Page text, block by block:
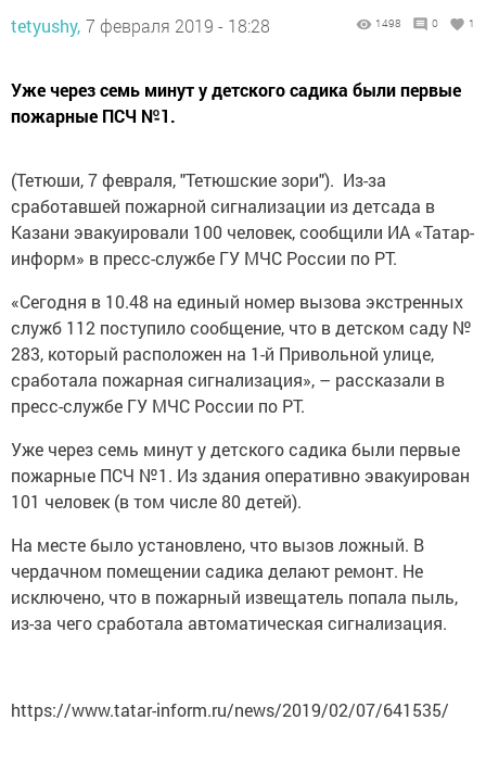
tetyushy, 7 февраля 2019 - 18:28 1498 0 1
Уже через семь минут у детского садика были первые
пожарные ПСЧ №1.
(Тетюши, 7 февраля, "Тетюшские зори"). Из-за
сработавшей пожарной сигнализации из детсада в
Казани эвакуировали 100 человек, сообщили ИА «Татар-
информ» в пресс-службе ГУ МЧС России по РТ.
«Сегодня в 10.48 на единый номер вызова экстренных
служб 112 поступило сообщение, что в детском саду №
283, который расположен на 1-й Привольной улице,
сработала пожарная сигнализация», – рассказали в
пресс-службе ГУ МЧС России по РТ.
Уже через семь минут у детского садика были первые
пожарные ПСЧ №1. Из здания оперативно эвакуирован
101 человек (в том числе 80 детей).
На месте было установлено, что вызов ложный. В
чердачном помещении садика делают ремонт. Не
исключено, что в пожарный извещатель попала пыль,
из-за чего сработала автоматическая сигнализация.
https://www.tatar-inform.ru/news/2019/02/07/641535/